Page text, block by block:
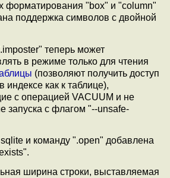
форматирования "box" и "column"
поддержка символов с двойной
теперь может
в режиме только для чтения
(позволяют получить доступ
индексе как к таблице),
с операцией VACUUM и не
запуска с флагом "--unsafe-
sqlite и команду ".open" добавлена
ширина строки, выставляемая